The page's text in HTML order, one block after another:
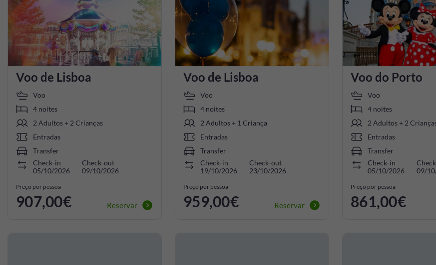
Voo de Lisboa
Voo
4 noites
2 Adultos + 2 Crianças
Entradas
Transfer
Check-in
05/10/2026
Check-out
09/10/2026
Preço por pessoa
907,00€ Reservar
Voo de Lisboa
Voo
4 noites
2 Adultos + 1 Criança
Entradas
Transfer
Check-in
19/10/2026
Check-out
23/10/2026
Preço por pessoa
959,00€ Reservar
Voo do Porto
Voo
4 noites
2 Adultos + 2
Entradas
Transfer
Check-in
05/10/2026
09/
Preço por pessoa
861,00€